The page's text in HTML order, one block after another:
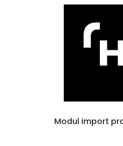
Modul import